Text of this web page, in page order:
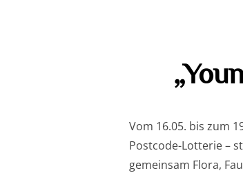
Vom 16.05. bis zum
Postcode-Lotterie –
gemeinsam Flora,